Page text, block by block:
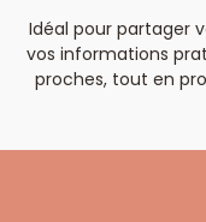
Idéal pour partager
vos informations
proches, tout en